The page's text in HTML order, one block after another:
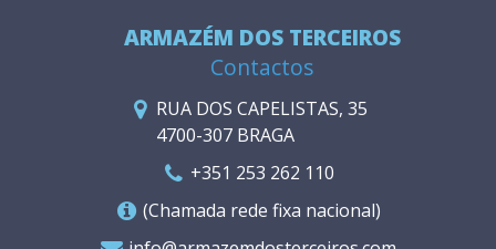
ARMAZÉM DOS TERCEIROS
Contactos
RUA DOS CAPELISTAS, 35
4700-307 BRAGA
+351 253 262 110
(Chamada rede fixa nacional)